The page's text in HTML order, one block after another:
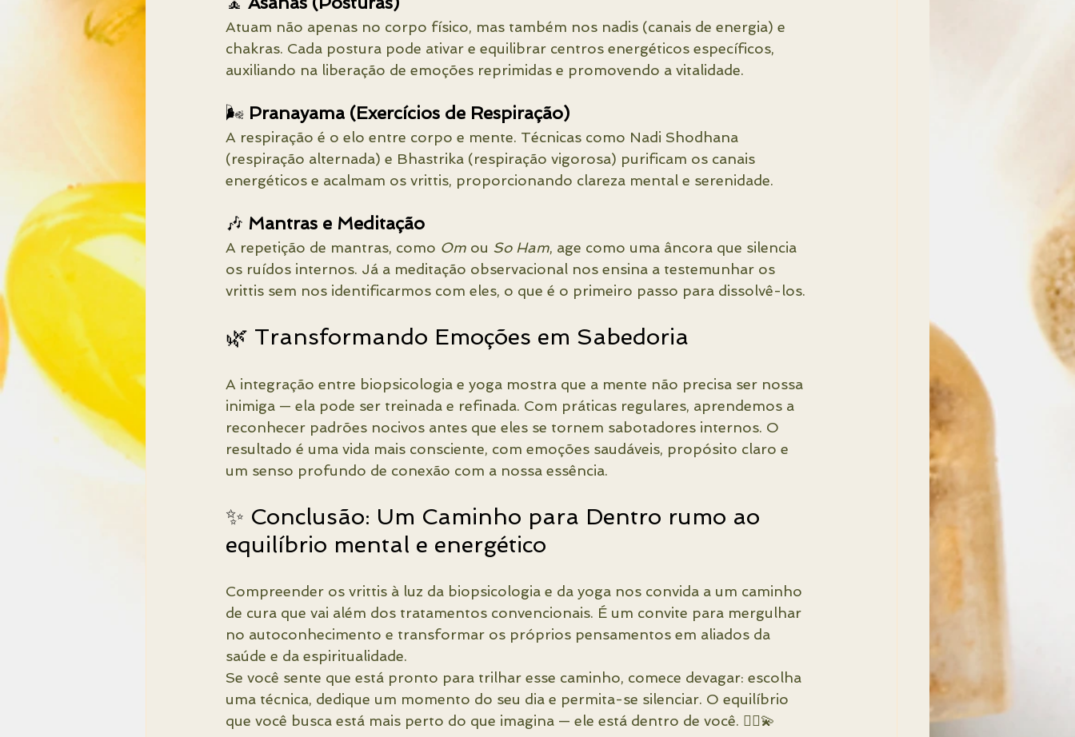
Atuam não apenas no corpo físico, mas também nos nadis (canais de energia) e
chakras. Cada postura pode ativar e equilibrar centros energéticos específicos,
auxiliando na liberação de emoções reprimidas e promovendo a vitalidade.
🌬️ Pranayama (Exercícios de Respiração)
A respiração é o elo entre corpo e mente. Técnicas como Nadi Shodhana
(respiração alternada) e Bhastrika (respiração vigorosa) purificam os canais
energéticos e acalmam os vrittis, proporcionando clareza mental e serenidade.
🎶 Mantras e Meditação
A repetição de mantras, como Om ou So Ham, age como uma âncora que silencia
os ruídos internos. Já a meditação observacional nos ensina a testemunhar os
vrittis sem nos identificarmos com eles, o que é o primeiro passo para dissolvê-los.
🌿 Transformando Emoções em Sabedoria
A integração entre biopsicologia e yoga mostra que a mente não precisa ser nossa
inimiga — ela pode ser treinada e refinada. Com práticas regulares, aprendemos a
reconhecer padrões nocivos antes que eles se tornem sabotadores internos. O
resultado é uma vida mais consciente, com emoções saudáveis, propósito claro e
um senso profundo de conexão com a nossa essência.
✨ Conclusão: Um Caminho para Dentro rumo ao
equilíbrio mental e energético
Compreender os vrittis à luz da biopsicologia e da yoga nos convida a um caminho
de cura que vai além dos tratamentos convencionais. É um convite para mergulhar
no autoconhecimento e transformar os próprios pensamentos em aliados da
saúde e da espiritualidade.
Se você sente que está pronto para trilhar esse caminho, comece devagar: escolha
uma técnica, dedique um momento do seu dia e permita-se silenciar. O equilíbrio
que você busca está mais perto do que imagina — ele está dentro de você. 🧘‍♀️💫